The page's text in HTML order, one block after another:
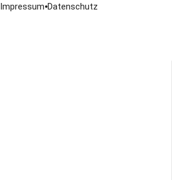
Öffnungszeiten
Impressum⦁Datenschutz